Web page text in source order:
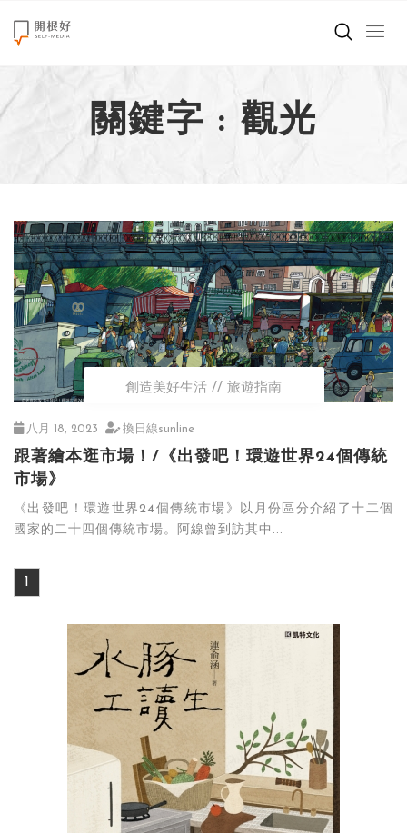
來點正能量
世界在想什麼
創造美好生活
職場商業經濟
影片專區
關於我們
關鍵字 : 觀光
創造美好生活 旅遊指南
八月 18, 2023 換日線sunline
跟著繪本逛市場！/《出發吧！環遊世界24個傳統
市場》
《出發吧！環遊世界24個傳統市場》以月份區分介紹了十二個
國家的二十四個傳統市場。阿線曾到訪其中...
1